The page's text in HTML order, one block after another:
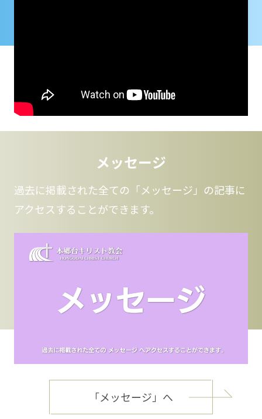
メッセージ
過去に掲載された全ての「メッセージ」の記事に
アクセスすることができます。
「メッセージ」へ